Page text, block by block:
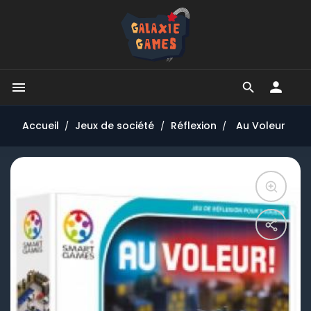


Accueil Jeux de société Réflexion Au Voleur